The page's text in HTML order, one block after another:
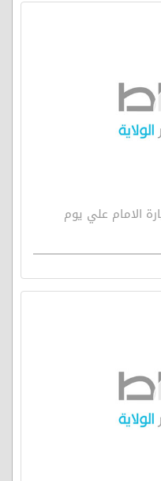
الامام علي يوم